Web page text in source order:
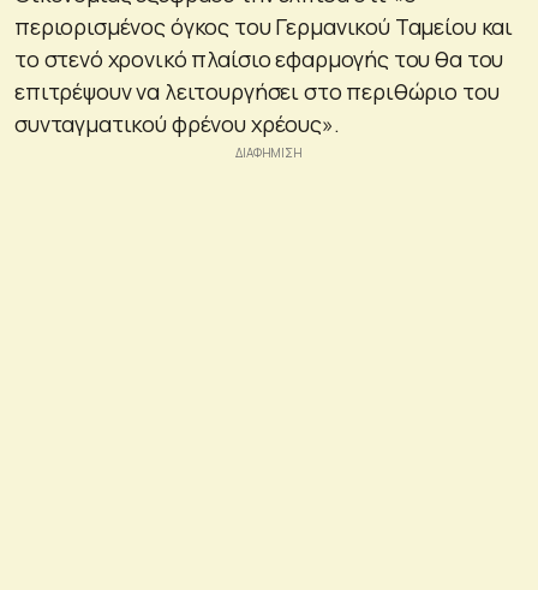
περιορισμένος όγκος του Γερμανικού Ταμείου και
το στενό χρονικό πλαίσιο εφαρμογής του θα του
επιτρέψουν να λειτουργήσει στο περιθώριο του
συνταγματικού φρένου χρέους».